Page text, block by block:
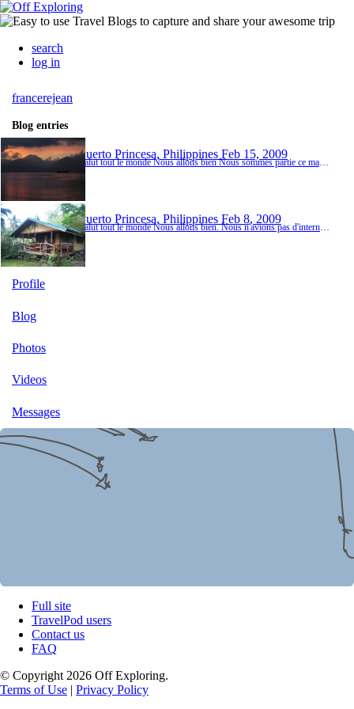
search
log in
francerejean
Blog entries
Puerto Princesa, Philippines Feb 15, 2009
Puerto Princesa, Philippines Feb 8, 2009
Salut tout le monde Nous allons bien. Nous n'avions pas d'internet a Basang (voir la suite, desole). Donc si nous recapitulons. Nous avons quitte Manille le 8 fevrier pour Puerto Princessa. C'est situe sur une grosse ile qui s'appelle Palawan. Nous avons eu un vol de 50 min et pas trop de brassage malgre le typhon de la veille. Nous avons prit un bus qui nous a amene a Basang. Un charmant village sur le bord de la mer. Des pecheurs en general et une attraction de...
Profile
Blog
Photos
Videos
Messages
Full site
TravelPod users
Contact us
FAQ
© Copyright 2026 Off Exploring.
Terms of Use | Privacy Policy